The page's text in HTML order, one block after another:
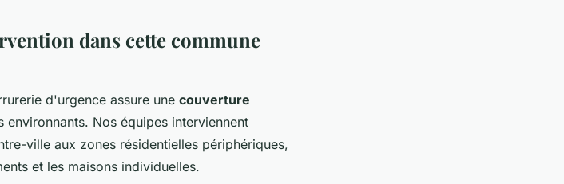
dans cette commune
d'urgence assure une couverture
Nos équipes interviennent
ville aux zones résidentielles périphériques,
et les maisons individuelles.